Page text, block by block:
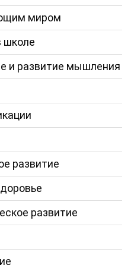
миром
школе
и развитие мышления
развитие
развитие